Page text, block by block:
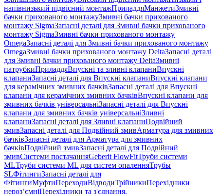
напівнизький підвісний монтажПриладдяМанжетиЗмивні
бачки прихованого монтажуЗмивні бачки прихованого
монтажу SigmaЗапасні деталі для Змивні бачки прихованого
монтажу SigmaЗмивні бачки прихованого монтажу
OmegaЗапасні деталі для Змивні бачки прихованого монтажу
OmegaЗмивні бачки прихованого монтажу DeltaЗапасні деталі
для Змивні бачки прихованого монтажу DeltaЗмивні
патрубкиПриладдяВпускні та зливні клапаниВпускні
клапаниЗапасні деталі для Впускні клапаниВпускні клапани
для керамічних змивних бачківЗапасні деталі для Впускні
клапани для керамічних змивних бачківВпускні клапани для
змивних бачків універсальніЗапасні деталі для Впускні
клапани для змивних бачків універсальніЗливні
клапаниЗапасні деталі для Зливні клапаниПодвійний
змивЗапасні деталі для Подвійний змивАрматура для змивних
бачкiвЗапасні деталі для Арматура для змивних
бачкiвПодвійний змивЗапасні деталі для Подвійний
змивСистеми постачанняGeberit FlowFitТруби системи
MLТруби системи ML для систем опаленняТрубы
SLФітингиЗапасні деталі для
ФітингиМуфтиПереходиВідводиТрійникиПерехідники
нероз’ємніПерехідники та з'єднання,